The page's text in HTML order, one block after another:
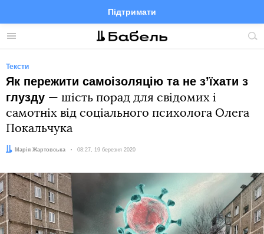
Меню
Підтримати
FacebookTelegramTwitter
Тексти
Як пережити самоізоляцію та не зʼїхати з
глузду — шість порад для свідомих і
самотніх від соціального психолога Олега
Покальчука
Автор:
Марія Жартовська Дата:
08:27, 19 березня 2020